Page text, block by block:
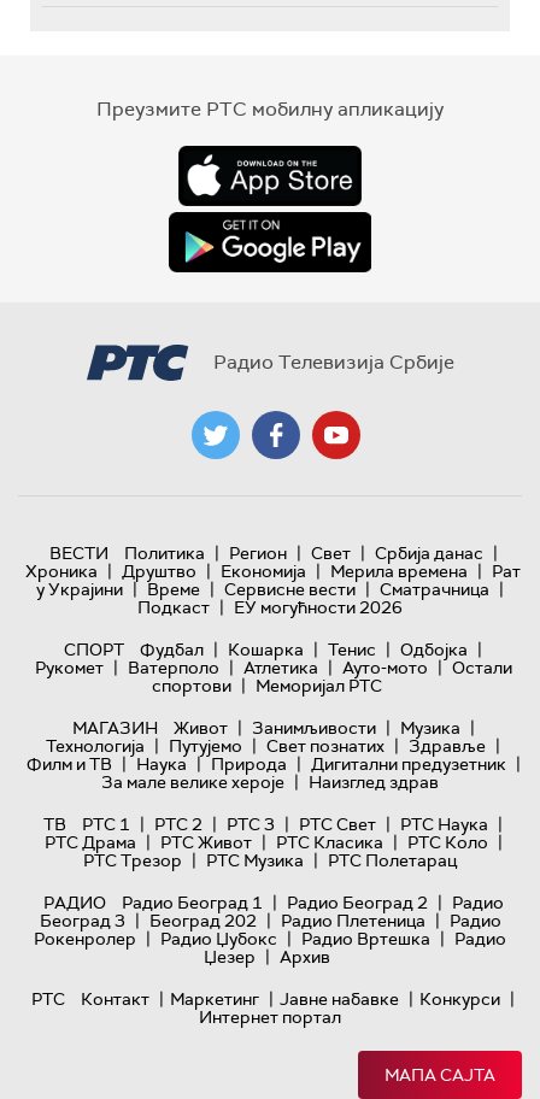
Преузмите РТС мобилну апликацију
Радио Телевизија Србије
ВЕСТИ Политика | Регион | Свет | Србија данас |
Хроника | Друштво | Економија | Мерила времена | Рат
у Украјини | Време | Сервисне вести | Сматрачница |
Подкаст | ЕУ могућности 2026
СПОРТ
Фудбал | Кошарка | Тенис | Одбојка |
Рукомет | Ватерполо | Атлетика | Ауто-мото | Остали
спортови | Меморијал РТС
МАГАЗИН
Живот | Занимљивости | Музика |
Технологијa | Путујемо | Свет познатих | Здравље |
Филм и ТВ | Наука | Природа | Дигитални предузетник |
За мале велике хероје | Наизглед здрав
ТВ
РТС 1 | РТС 2 | РТС 3 | РТС Свет | РТС Наука |
РТС Драма | РТС Живот | РТС Класика | РТС Коло |
РТС Трезор | РТС Музика | РТС Полетарац
РАДИО
Радио Београд 1 | Радио Београд 2 | Радио
Београд 3 | Београд 202 | Радио Плетеница | Радио
Рокенролер | Радио Џубокс | Радио Вртешка | Радио
Џезер | Архив
РТС
Контакт | Маркетинг | Јавне набавке | Конкурси |
Интернет портал
МАПА САЈТА